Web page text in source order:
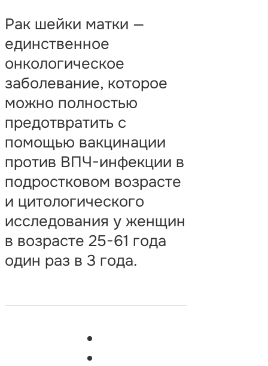
Рак шейки матки —
единственное
онкологическое
заболевание, которое
можно полностью
предотвратить с
помощью вакцинации
против ВПЧ-инфекции в
подростковом возрасте
и цитологического
исследования у женщин
в возрасте 25-61 года
один раз в 3 года.